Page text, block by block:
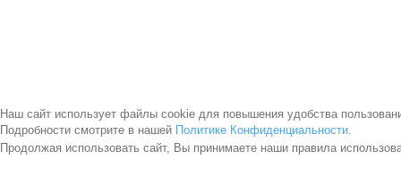
Наш сайт использует файлы cookie для повышения удобства
Подробности смотрите в нашей Политике Конфиденциальности.
Продолжая использовать сайт, Вы принимаете наши правила